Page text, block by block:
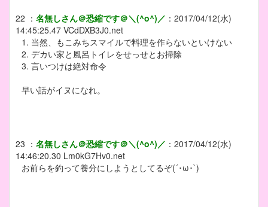
22 ： 名無しさん＠恐縮です＠＼(^o^)／ ： 2017/04/12(水)
14:45:25.47 VCdDXB3J0.net
1. 当然、もこみちスマイルで料理を作らないといけない
2. デカい家と風呂トイレをせっせとお掃除
3. 言いつけは絶対命令
早い話がイヌになれ。
23 ： 名無しさん＠恐縮です＠＼(^o^)／ ： 2017/04/12(水)
14:46:20.30 Lm0kG7Hv0.net
お前らを釣って養分にしようとしてるぞ(´･ω･`)